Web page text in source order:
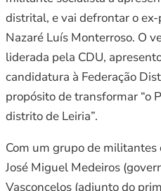
distrital, e vai defrontar o
Nazaré Luís Monterroso. O
liderada pela CDU,
candidatura à Federação
propósito de transformar “o
distrito de Leiria”.
Com um grupo de militantes
José Miguel Medeiros
Vasconcelos (adjunto do